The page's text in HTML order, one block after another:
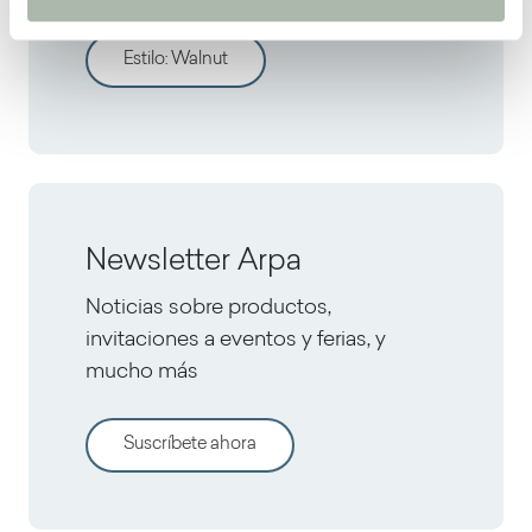
Estilo: Walnut
Newsletter Arpa
Noticias sobre productos,
invitaciones a eventos y ferias, y
mucho más
Suscríbete ahora